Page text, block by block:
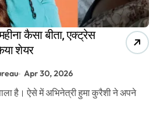
कैसा बीता, एक्ट्रेस
शेयर
Apr 30, 2026